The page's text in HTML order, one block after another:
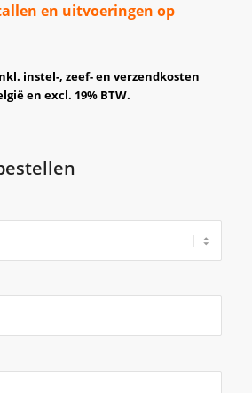
en uitvoeringen op
instel-, zeef- en verzendkosten
en excl. 19% BTW.